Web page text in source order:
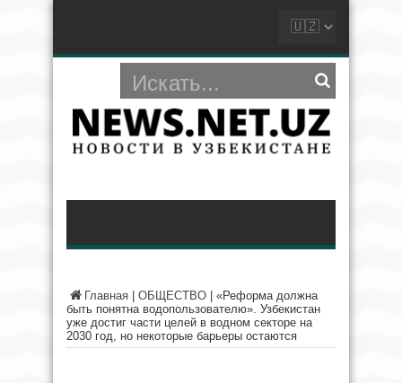
Главная ОБЩЕСТВО
«Реформа должна
быть понятна водопользователю». Узбекистан
уже достиг части целей в водном секторе на
2030 год, но некоторые барьеры остаются